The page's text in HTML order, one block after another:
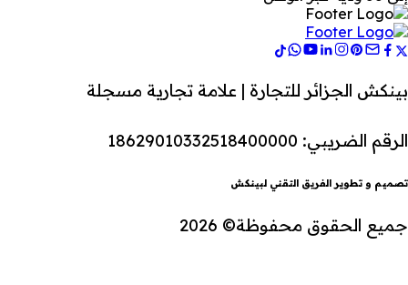
بينكش الجزائر للتجارة | علامة تجارية مسجلة
الرقم الضريبي: 18629010332518400000
تصميم و تطوير الفريق التقني لبينكش
جميع الحقوق محفوظة© 2026